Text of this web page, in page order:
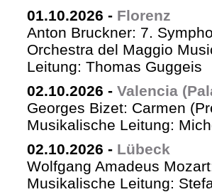
01.10.2026 - Florenz
Anton Bruckner: 7.
Orchestra del Maggio
Leitung: Thomas Guggeis
02.10.2026 - Valencia
Georges Bizet: Carmen
Musikalische Leitung:
02.10.2026 - Lübeck
Wolfgang Amadeus
Musikalische Leitung: